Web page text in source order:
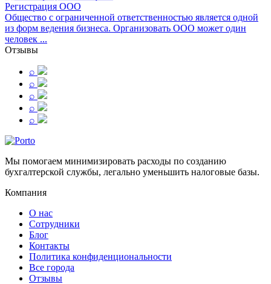
Регистрация ООО
Общество с ограниченной ответственностью является одной
из форм ведения бизнеса. Организовать ООО может один
человек ...
Отзывы
⌕
⌕
⌕
⌕
⌕
Мы помогаем минимизировать расходы по созданию
бухгалтерской службы, легально уменьшить налоговые базы.
Компания
О нас
Сотрудники
Блог
Контакты
Политика конфиденциональности
Все города
Отзывы